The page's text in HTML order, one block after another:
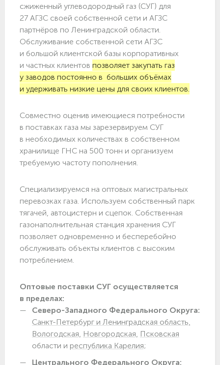
сжиженный углеводородный газ (СУГ) для
27 АГЗС своей собственной сети и АГЗС
партнёров по Ленинградской области.
Обслуживание собственной сети АГЗС
и большой клиентской базы корпоративных
и частных клиентов позволяет закупать газ
у заводов постоянно в больших объёмах
и удерживать низкие цены для своих клиентов.
Совместно оценив имеющиеся потребности
в поставках газа мы зарезервируем СУГ
в необходимых количествах в собственном
хранилище ГНС на 500 тонн и организуем
требуемую частоту пополнения.
Специализируемся на оптовых магистральных
перевозках газа. Используем собственный парк
тягачей, автоцистерн и сцепок. Собственная
газонаполнительная станция хранения СУГ
позволяет одновременно и бесперебойно
обслуживать объекты клиентов с высоким
потреблением.
Оптовые поставки СУГ осуществляется
в пределах:
Северо-Западного Федерального Округа:
Санкт-Петербург и Ленинградская область,
Вологодская, Новгородская, Псковская
области и республика Карелия;
Центрального Федерального Округа: